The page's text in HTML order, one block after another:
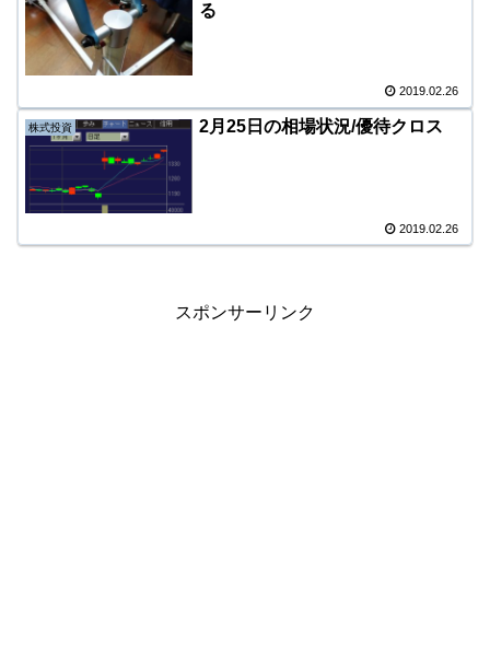
る
2019.02.26
株式投資 2月25日の相場状況/優待クロス
2019.02.26
スポンサーリンク